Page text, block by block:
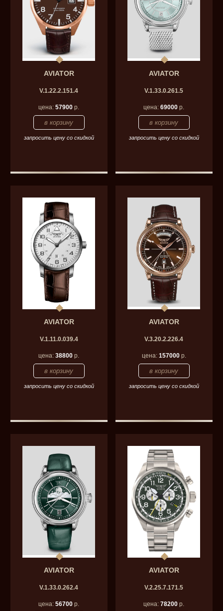
AVIATOR
V.1.22.2.151.4
цена:57900 р.
запросить цену со скидкой
AVIATOR
V.1.33.0.261.5
цена:69000 р.
запросить цену со скидкой
AVIATOR
V.1.11.0.039.4
цена:38800 р.
запросить цену со скидкой
AVIATOR
V.3.20.2.226.4
цена: 157000р.
запросить цену со скидкой
AVIATOR
V.1.33.0.262.4
цена:56700 р.
AVIATOR
V.2.25.7.171.5
цена:78200 р.